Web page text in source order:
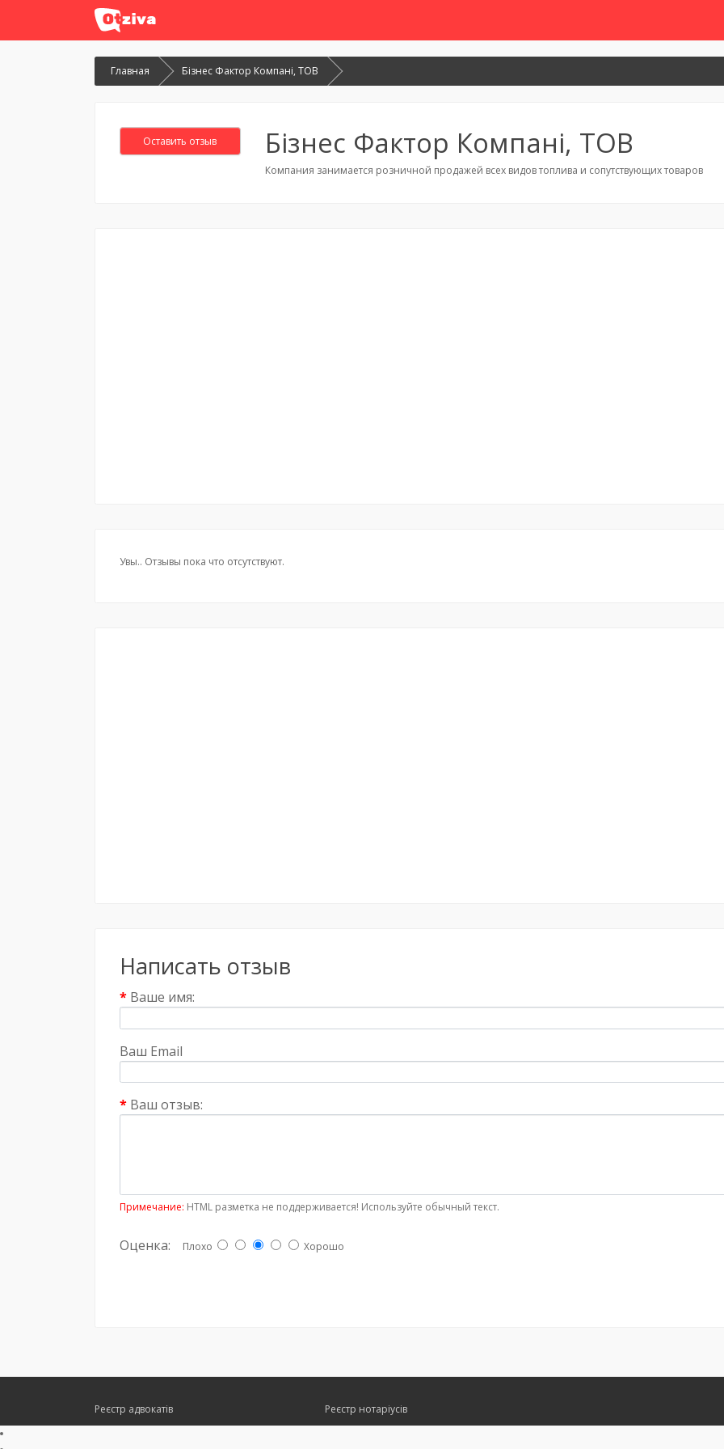
Главная Бізнес Фактор Компані, ТОВ
Оставить отзыв Бізнес Фактор Компані, ТОВ
Компания занимается розничной продажей всех видов топлива и сопутствующих товаров
Увы.. Отзывы пока что отсутствуют.
Написать отзыв
Ваше имя:
Ваш Email
Ваш отзыв:
Примечание: HTML разметка не поддерживается! Используйте обычный текст.
Оценка: Плохо Хорошо
Реєстр адвокатів Реєстр нотаріусів